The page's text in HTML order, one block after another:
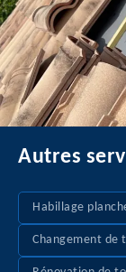
Autres
Habillage
Changement de